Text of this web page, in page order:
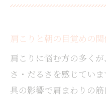
肩こりと朝の目覚めの
肩こりに悩む方の多く
さ・だるさを感じてい
具の影響で肩まわりの